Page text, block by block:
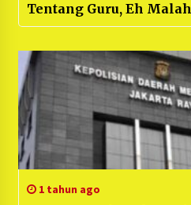
Tentang Guru, Eh Malah
Menikah, Pernikahan
1 tahun ago